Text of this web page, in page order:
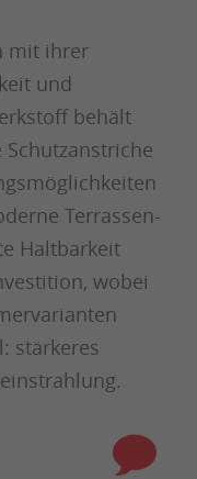
mit ihrer
und
behält
Terrassen-
Haltbarkeit
wobei
stärkeres